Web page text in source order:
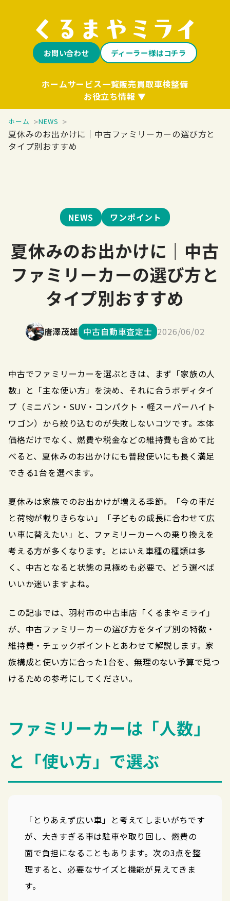
お問い合わせ ディーラー様はコチラ
ホームサービス一覧販売買取車検整備
お役立ち情報
ホーム NEWS
夏休みのお出かけに｜中古ファミリーカーの選び方と
タイプ別おすすめ
NEWS ワンポイント
夏休みのお出かけに｜中古
ファミリーカーの選び方と
タイプ別おすすめ
唐澤茂雄 中古自動車査定士 2026/06/02
中古でファミリーカーを選ぶときは、まず「家族の人
数」と「主な使い方」を決め、それに合うボディタイ
プ（ミニバン・SUV・コンパクト・軽スーパーハイト
ワゴン）から絞り込むのが失敗しないコツです。本体
価格だけでなく、燃費や税金などの維持費も含めて比
べると、夏休みのお出かけにも普段使いにも長く満足
できる1台を選べます。
夏休みは家族でのお出かけが増える季節。「今の車だ
と荷物が載りきらない」「子どもの成長に合わせて広
い車に替えたい」と、ファミリーカーへの乗り換えを
考える方が多くなります。とはいえ車種の種類は多
く、中古となると状態の見極めも必要で、どう選べば
いいか迷いますよね。
この記事では、羽村市の中古車店「くるまやミライ」
が、中古ファミリーカーの選び方をタイプ別の特徴・
維持費・チェックポイントとあわせて解説します。家
族構成と使い方に合った1台を、無理のない予算で見つ
けるための参考にしてください。
ファミリーカーは「人数」
と「使い方」で選ぶ
「とりあえず広い車」と考えてしまいがちです
が、大きすぎる車は駐車や取り回し、燃費の
面で負担になることもあります。次の3点を整
理すると、必要なサイズと機能が見えてきま
す。